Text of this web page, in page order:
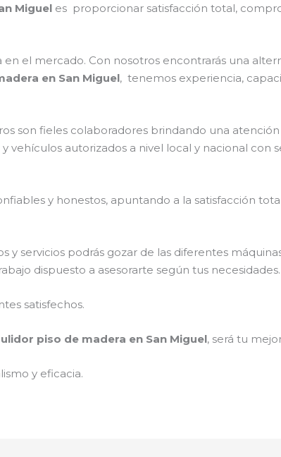
Miguel es proporcionar satisfacción total,
el mercado. Con nosotros encontrarás una
en San Miguel, tenemos experiencia,
son fieles colaboradores brindando una
vehículos autorizados a nivel local y nacional con
y honestos, apuntando a la satisfacción
servicios podrás gozar de las diferentes
dispuesto a asesorarte según tus necesidades.
satisfechos.
piso de madera en San Miguel, será tu
y eficacia.